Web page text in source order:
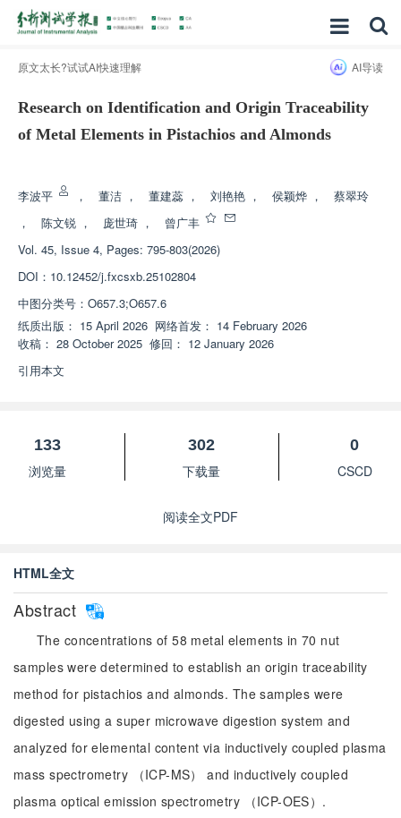
原文太长?试试AI快速理解 AI导读
Research on Identification and Origin Traceability
of Metal Elements in Pistachios and Almonds
李波平 ， 董洁 ， 董建蕊 ， 刘艳艳 ， 侯颖烨 ，
蔡翠玲
，
陈文锐 ， 庞世琦 ，
曾广丰
Vol. 45, Issue 4, Pages: 795-803(2026)
DOI： 10.12452/j.fxcsxb.25102804
中图分类号： O657.3;O657.6
纸质出版： 15 April 2026 网络首发： 14 February 2026
收稿： 28 October 2025 修回： 12 January 2026
引用本文
133
浏览量
302
下载量
0
CSCD
阅读全文PDF
HTML全文
Abstract
The concentrations of 58 metal elements in 70 nut
samples were determined to establish an origin traceability
method for pistachios and almonds. The samples were
digested using a super microwave digestion system and
analyzed for elemental content via inductively coupled plasma
mass spectrometry （ICP-MS） and inductively coupled
plasma optical emission spectrometry （ICP-OES）.